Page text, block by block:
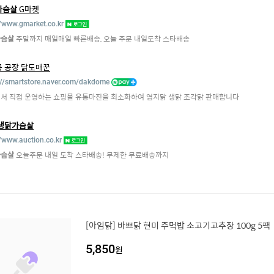
슴살G마켓
살주말까지 매일매일 빠른배송, 오늘 주문 내일도착 스타배송
공장 닭도매꾼
smartstore.naver.com/dakdome
직접 운영하는 쇼핑몰 유통마진을 최소화하여 염지닭 생닭 조각닭 판매합니다
닭가슴살
살오늘주문 내일 도착 스타배송! 무제한 무료배송까지
[아임닭] 바쁘닭 현미 주먹밥 소고기고추장 100g 5팩
5,850원